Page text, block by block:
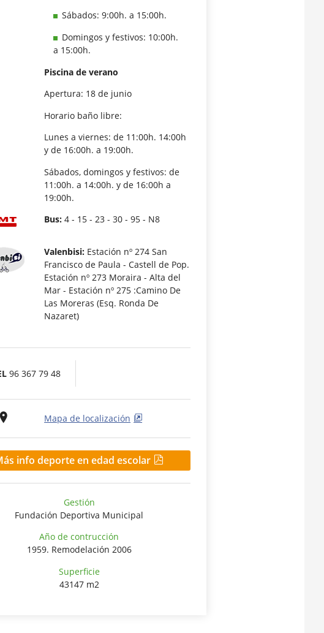
Sábados: 9:00h. a 15:00h.
Domingos y festivos: 10:00h.
a 15:00h.
Piscina de verano
Apertura: 18 de junio
Horario baño libre:
Lunes a viernes: de 11:00h. 14:00h
y de 16:00h. a 19:00h.
Sábados, domingos y festivos: de
11:00h. a 14:00h. y de 16:00h a
19:00h.
Bus: 4 - 15 - 23 - 30 - 95 - N8
Valenbisi: Estación nº 274 San
Francisco de Paula - Castell de Pop.
Estación nº 273 Moraira - Alta del
Mar - Estación nº 275 :Camino De
Las Moreras (Esq. Ronda De
Nazaret)
96 367 79 48
Mapa de localización
info deporte en edad escolar
Gestión
Fundación Deportiva Municipal
Año de contrucción
1959. Remodelación 2006
Superficie
43147 m2